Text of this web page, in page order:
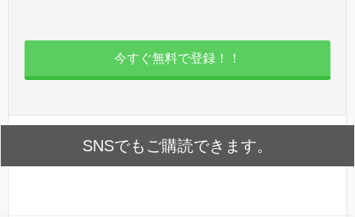
今すぐ無料で登録！！
SNSでもご購読できます。